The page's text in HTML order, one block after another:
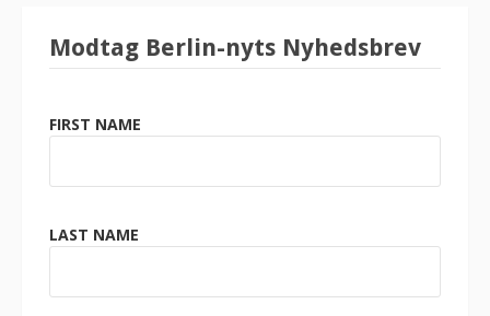
Modtag Berlin-nyts Nyhedsbrev
FIRST NAME
LAST NAME